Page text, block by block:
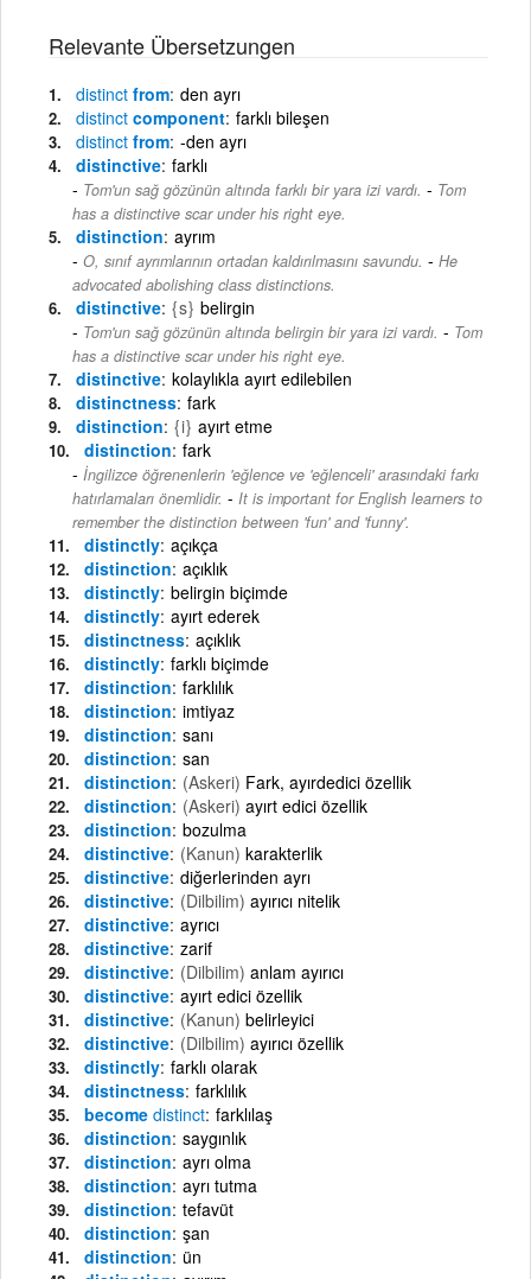
Relevante Übersetzungen
distinct from den ayrı
distinct component farklı bileşen
distinct from -den ayrı
distinctive farklı
Tom'un sağ gözünün altında farklı bir yara izi vardı. - Tom
has a distinctive scar under his right eye.
distinction ayrım
O, sınıf ayrımlarının ortadan kaldırılmasını savundu. - He
advocated abolishing class distinctions.
distinctive {s} belirgin
Tom'un sağ gözünün altında belirgin bir yara izi vardı. - Tom
has a distinctive scar under his right eye.
distinctive kolaylıkla ayırt edilebilen
distinctness fark
distinction {i} ayırt etme
distinction fark
İngilizce öğrenenlerin 'eğlence ve 'eğlenceli' arasındaki farkı
hatırlamaları önemlidir. - It is important for English learners to
remember the distinction between 'fun' and 'funny'.
distinctly açıkça
distinction açıklık
distinctly belirgin biçimde
distinctly ayırt ederek
distinctness açıklık
distinctly farklı biçimde
distinction farklılık
distinction imtiyaz
distinction sanı
distinction san
distinction (Askeri) Fark, ayırdedici özellik
distinction (Askeri) ayırt edici özellik
distinction bozulma
distinctive (Kanun) karakterlik
distinctive diğerlerinden ayrı
distinctive (Dilbilim) ayırıcı nitelik
distinctive ayrıcı
distinctive zarif
distinctive (Dilbilim) anlam ayırıcı
distinctive ayırt edici özellik
distinctive (Kanun) belirleyici
distinctive (Dilbilim) ayırıcı özellik
distinctly farklı olarak
distinctness farklılık
become distinct farklılaş
distinction saygınlık
distinction ayrı olma
distinction ayrı tutma
distinction tefavüt
distinction şan
distinction ün